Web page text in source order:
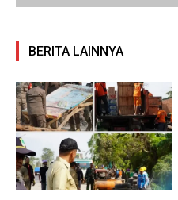
BERITA LAINNYA